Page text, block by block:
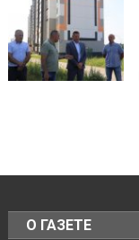
О ГАЗЕТЕ